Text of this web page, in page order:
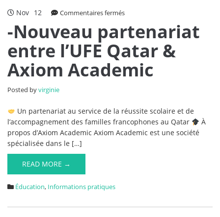
Nov 12 Commentaires ferméssur
Nouveau
partenariat
entre
-Nouveau partenariat
entre l’UFE Qatar &
Axiom Academic
Posted byvirginie
Un partenariat au service de la réussite scolaire et de
l’accompagnement des familles francophones au Qatar
À
propos d’Axiom Academic Axiom Academic est une société
spécialisée dans le […]
READ MORE →
Éducation, Informations pratiques